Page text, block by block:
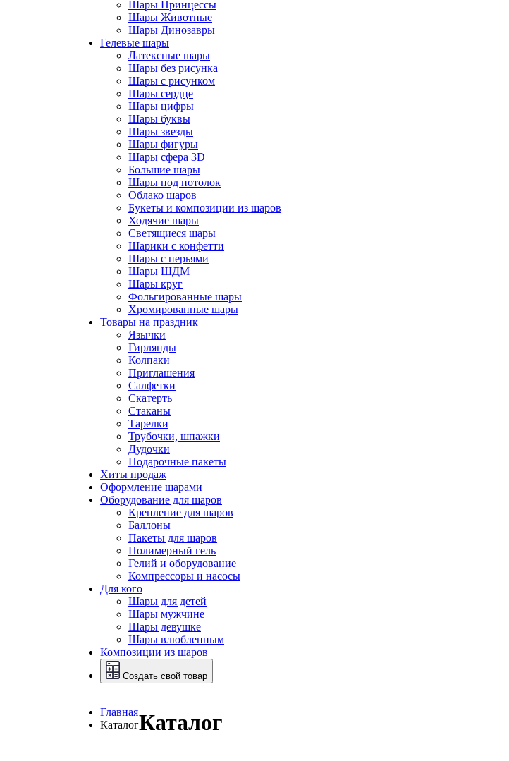
Шары Принцессы
Шары Животные
Шары Динозавры
Гелевые шары
Латексные шары
Шары без рисунка
Шары с рисунком
Шары сердце
Шары цифры
Шары буквы
Шары звезды
Шары фигуры
Шары сфера 3D
Большие шары
Шары под потолок
Облако шаров
Букеты и композиции из шаров
Ходячие шары
Светящиеся шары
Шарики с конфетти
Шары с перьями
Шары ШДМ
Шары круг
Фольгированные шары
Хромированные шары
Товары на праздник
Язычки
Гирлянды
Колпаки
Приглашения
Салфетки
Скатерть
Стаканы
Тарелки
Трубочки, шпажки
Дудочки
Подарочные пакеты
Хиты продаж
Оформление шарами
Оборудование для шаров
Крепление для шаров
Баллоны
Пакеты для шаров
Полимерный гель
Гелий и оборудование
Компрессоры и насосы
Для кого
Шары для детей
Шары мужчине
Шары девушке
Шары влюбленным
Композиции из шаров
Создать свой товар
Главная
КаталогКаталог